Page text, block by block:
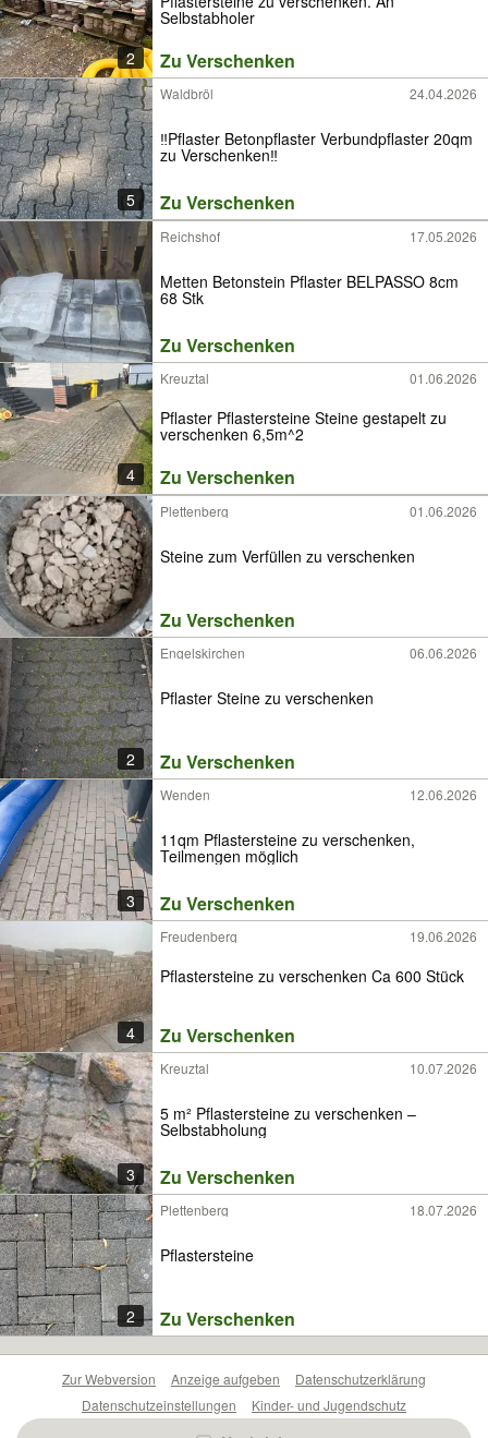
2
Selbstabholer
Zu Verschenken
5
Waldbröl 24.04.2026
‼️Pflaster Betonpflaster Verbundpflaster 20qm
zu Verschenken‼️
Zu Verschenken
Reichshof 17.05.2026
Metten Betonstein Pflaster BELPASSO 8cm
68 Stk
Zu Verschenken
4
Kreuztal 01.06.2026
Pflaster Pflastersteine Steine gestapelt zu
verschenken 6,5m^2
Zu Verschenken
Plettenberg 01.06.2026
Steine zum Verfüllen zu verschenken
Zu Verschenken
2
Engelskirchen 06.06.2026
Pflaster Steine zu verschenken
Zu Verschenken
3
Wenden 12.06.2026
11qm Pflastersteine zu verschenken,
Teilmengen möglich
Zu Verschenken
4
Freudenberg 19.06.2026
Pflastersteine zu verschenken Ca 600 Stück
Zu Verschenken
3
Kreuztal 10.07.2026
5 m² Pflastersteine zu verschenken –
Selbstabholung
Zu Verschenken
2
Plettenberg 18.07.2026
Pflastersteine
Zu Verschenken
Zur Webversion Anzeige aufgeben
Datenschutzerklärung
Datenschutzeinstellungen
Kinder- und Jugendschutz
Barrierefreiheitserklärung